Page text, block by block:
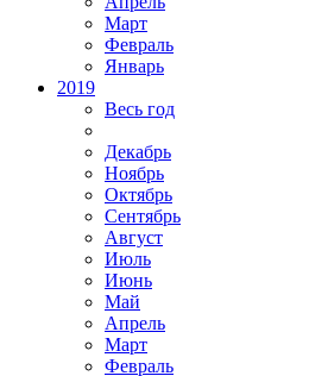
Март
Февраль
Январь
2019
Весь год
Декабрь
Ноябрь
Октябрь
Сентябрь
Август
Июль
Июнь
Май
Апрель
Март
Февраль